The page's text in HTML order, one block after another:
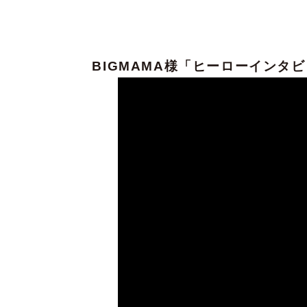
BIGMAMA様 「ヒーローインタ